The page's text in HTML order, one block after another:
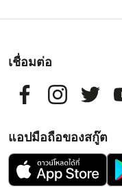
เชื่อมต่อ
แอปมือถือของสกู๊ต